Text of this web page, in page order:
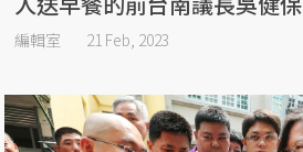
編輯室 21 Feb, 2023